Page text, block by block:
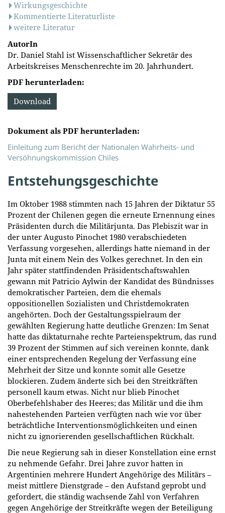
Wirkungsgeschichte
Kommentierte Literaturliste
weitere Literatur
AutorIn
Dr. Daniel Stahl ist Wissenschaftlicher Sekretär des
Arbeitskreises Menschenrechte im 20. Jahrhundert.
PDF herunterladen:
Download
Dokument als PDF herunterladen:
Einleitung zum Bericht der Nationalen Wahrheits- und
Versöhnungskommission Chiles
Entstehungsgeschichte
Im Oktober 1988 stimmten nach 15 Jahren der Diktatur 55
Prozent der Chilenen gegen die erneute Ernennung eines
Präsidenten durch die Militärjunta. Das Plebiszit war in
der unter Augusto Pinochet 1980 verabschiedeten
Verfassung vorgesehen, allerdings hatte niemand in der
Junta mit einem Nein des Volkes gerechnet. In den ein
Jahr später stattfindenden Präsidentschaftswahlen
gewann mit Patricio Aylwin der Kandidat des Bündnisses
demokratischer Parteien, dem die ehemals
oppositionellen Sozialisten und Christdemokraten
angehörten. Doch der Gestaltungsspielraum der
gewählten Regierung hatte deutliche Grenzen: Im Senat
hatte das diktaturnahe rechte Parteienspektrum, das rund
39 Prozent der Stimmen auf sich vereinen konnte, dank
einer entsprechenden Regelung der Verfassung eine
Mehrheit der Sitze und konnte somit alle Gesetze
blockieren. Zudem änderte sich bei den Streitkräften
personell kaum etwas. Nicht nur blieb Pinochet
Oberbefehlshaber des Heeres; das Militär und die ihm
nahestehenden Parteien verfügten nach wie vor über
beträchtliche Interventionsmöglichkeiten und einen
nicht zu ignorierenden gesellschaftlichen Rückhalt.
Die neue Regierung sah in dieser Konstellation eine ernst
zu nehmende Gefahr. Drei Jahre zuvor hatten in
Argentinien mehrere Hundert Angehörige des Militärs –
meist mittlere Dienstgrade – den Aufstand geprobt und
gefordert, die ständig wachsende Zahl von Verfahren
gegen Angehörige der Streitkräfte wegen der Beteiligung